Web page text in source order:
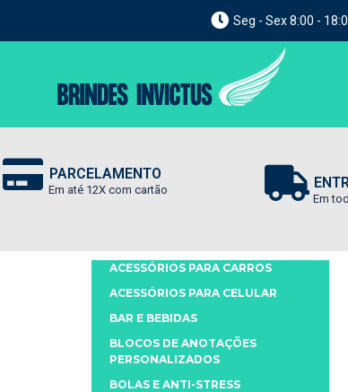
Seg - Sex 8:00 -
PARCELAMENTO
Em até 12X com cartão
Em
ACESSÓRIOS PARA CARROS
ACESSÓRIOS PARA CELULAR
BAR E BEBIDAS
BLOCOS DE ANOTAÇÕES
PERSONALIZADOS
BOLAS E ANTI-STRESS